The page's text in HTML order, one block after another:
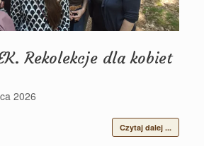
Rekolekcje dla kobiet
2026
Czytaj dalej ...